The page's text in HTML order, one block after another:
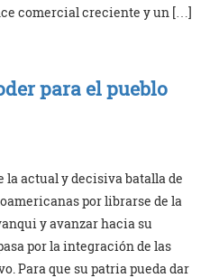
comercial creciente y un […]
para el pueblo
la actual y decisiva batalla de
por librarse de la
y avanzar hacia su
por la integración de las
Para que su patria pueda dar